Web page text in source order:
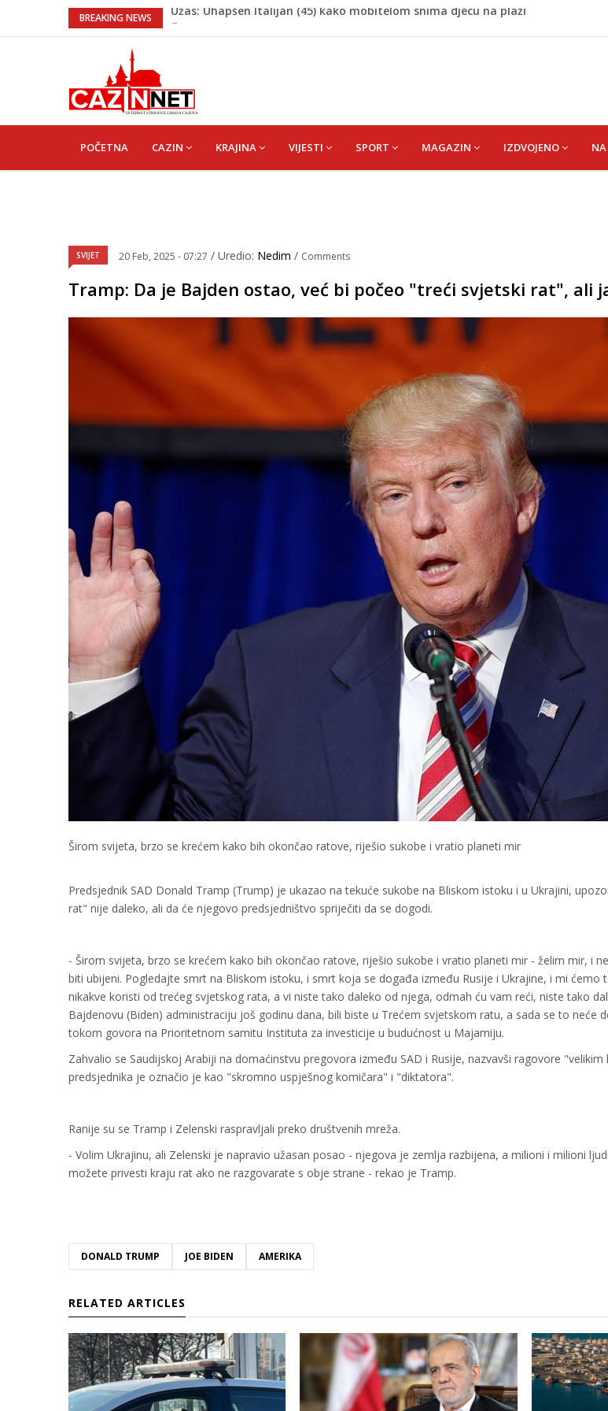
BREAKING NEWS
Čistite dom? Obratite pažnju na stvari koje ne biste trebali olako bacati u
Zimske gume na 40 stepeni Celzijusa nisu jedini problem: Pogrešan pritisak
platu
Na današnji dan prije 101. godine rođen Alija Izetbegović, lider koji nije
ideala
Užas: Uhapšen Italijan (45) kako mobitelom snima djecu na plaži
NAVIGATION
POČETNA CAZIN KRAJINA VIJESTI SPORT MAGAZIN IZDVOJENO
SVIJET 20 Feb, 2025 - 07:27 / Uredio: Nedim / Comments
Tramp: Da je Bajden ostao, već bi počeo "treći svjetski rat", ali
Širom svijeta, brzo se krećem kako bih okončao ratove, riješio sukobe i vratio planeti mir
Predsjednik SAD Donald Tramp (Trump) je ukazao na tekuće sukobe na Bliskom istoku i u Ukrajini,
rat" nije daleko, ali da će njegovo predsjedništvo spriječiti da se dogodi.
- Širom svijeta, brzo se krećem kako bih okončao ratove, riješio sukobe i vratio planeti mir - želim mir, i
biti ubijeni. Pogledajte smrt na Bliskom istoku, i smrt koja se događa između Rusije i Ukrajine, i mi ćemo
nikakve koristi od trećeg svjetskog rata, a vi niste tako daleko od njega, odmah ću vam reći, niste tako
Bajdenovu (Biden) administraciju još godinu dana, bili biste u Trećem svjetskom ratu, a sada se to neće
tokom govora na Prioritetnom samitu Instituta za investicije u budućnost u Majamiju.
Zahvalio se Saudijskoj Arabiji na domaćinstvu pregovora između SAD i Rusije, nazvavši ragovore
predsjednika je označio je kao "skromno uspješnog komičara" i "diktatora".
Ranije su se Tramp i Zelenski raspravljali preko društvenih mreža.
- Volim Ukrajinu, ali Zelenski je napravio užasan posao - njegova je zemlja razbijena, a milioni i milioni
možete privesti kraju rat ako ne razgovarate s obje strane - rekao je Tramp.
DONALD TRUMP JOE BIDEN AMERIKA
RELATED ARTICLES